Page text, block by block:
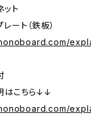
ット
ート（鉄板）
はこちら↓↓